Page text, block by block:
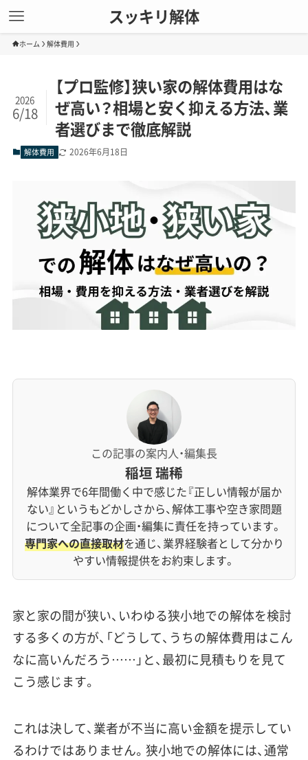
スッキリ解体
ホーム 解体費用
【プロ監修】狭い家の解体費用はな
ぜ高い？相場と安く抑える方法、業
者選びまで徹底解説
2026
6/18
解体費用 2026年6月18日
この記事の案内人・編集長
稲垣 瑞稀
解体業界で6年間働く中で感じた『正しい情報が届か
ない』というもどかしさから、解体工事や空き家問題
について全記事の企画・編集に責任を持っています。
専門家への直接取材を通じ、業界経験者として分かり
やすい情報提供をお約束します。
家と家の間が狭い、いわゆる狭小地での解体を検討
する多くの方が、「どうして、うちの解体費用はこん
なに高いんだろう……」と、最初に見積もりを見て
こう感じます。
これは決して、業者が不当に高い金額を提示してい
るわけではありません。狭小地での解体には、通常